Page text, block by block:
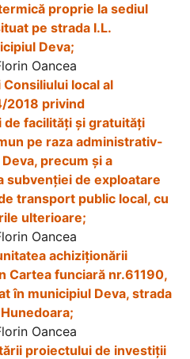
proprie la sediul
pe strada I.L.
Deva;
Oancea
local al
2018 privind
facilități și gratuități
pe raza administrativ-
precum și a
subvenției de exploatare
transport public local, cu
ulterioare;
Oancea
achiziționării
Cartea funciară nr.61190,
în municipiul Deva, strada
Oancea
proiectului de investiții